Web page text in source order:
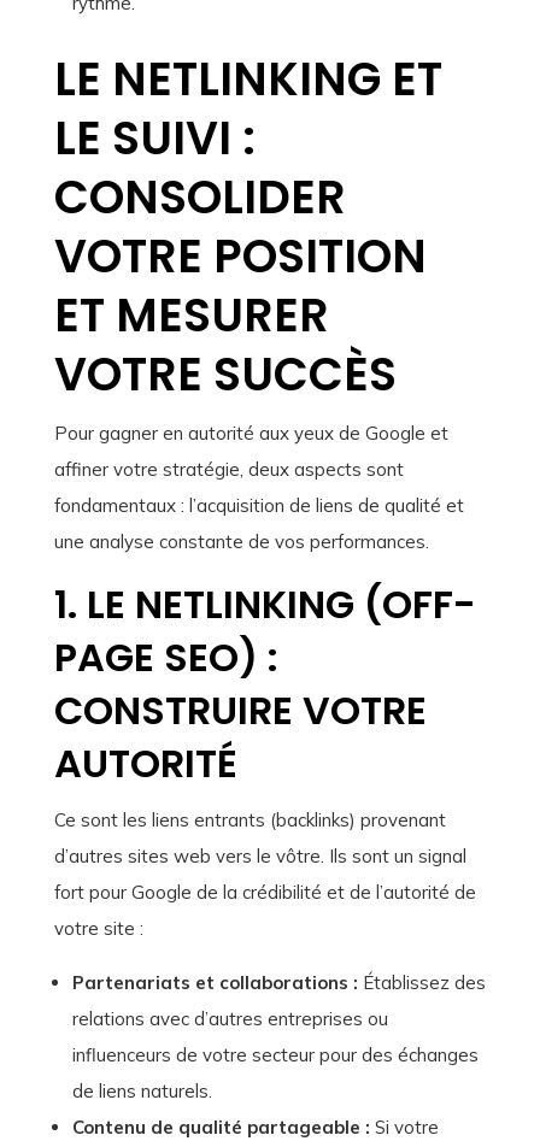
LE NETLINKING ET
LE SUIVI :
CONSOLIDER
VOTRE POSITION
ET MESURER
VOTRE SUCCÈS
Pour gagner en autorité aux yeux de Google et
affiner votre stratégie, deux aspects sont
fondamentaux : l’acquisition de liens de qualité et
une analyse constante de vos performances.
1. LE NETLINKING (OFF-
PAGE SEO) :
CONSTRUIRE VOTRE
AUTORITÉ
Ce sont les liens entrants (backlinks) provenant
d’autres sites web vers le vôtre. Ils sont un signal
fort pour Google de la crédibilité et de l’autorité de
votre site :
Partenariats et collaborations : Établissez des
relations avec d’autres entreprises ou
influenceurs de votre secteur pour des échanges
de liens naturels.
Contenu de qualité partageable : Si votre